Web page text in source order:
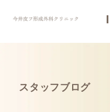
スタッフブログ